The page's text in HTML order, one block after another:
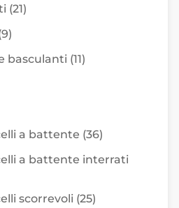
(21)
basculanti (11)
a battente (36)
a battente interrati
scorrevoli (25)